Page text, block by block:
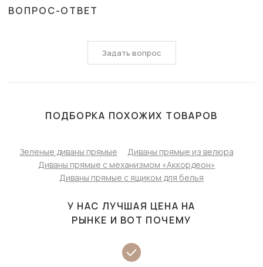
ВОПРОС-ОТВЕТ
Задать вопрос
ПОДБОРКА ПОХОЖИХ ТОВАРОВ
Зеленые диваны прямые
Диваны прямые из велюра
Диваны прямые с механизмом «Аккордеон»
Диваны прямые с ящиком для белья
У НАС ЛУЧШАЯ ЦЕНА НА
РЫНКЕ И ВОТ ПОЧЕМУ